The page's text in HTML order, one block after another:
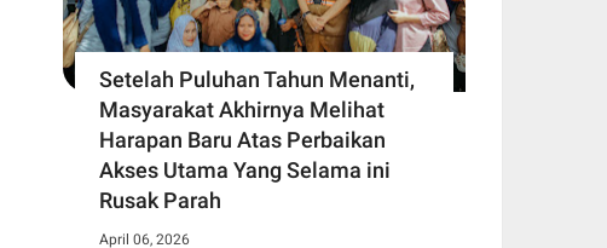
Setelah Puluhan Tahun Menanti,
Masyarakat Akhirnya Melihat
Harapan Baru Atas Perbaikan
Akses Utama Yang Selama ini
Rusak Parah
April 06, 2026